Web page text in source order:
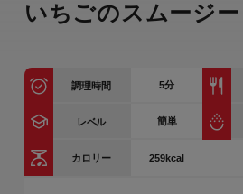
いちごのスムージー
調理時間 5分
レベル 簡単
カロリー 259kcal